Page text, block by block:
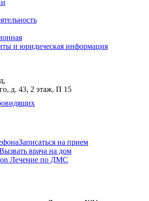
и юридическая информация
д. 43, 2 этаж, П 15
Записаться на прием
врача на дом
Лечение по ДМС